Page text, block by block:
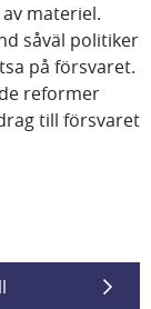
materiel.
såväl politiker
på försvaret.
reformer
till försvaret